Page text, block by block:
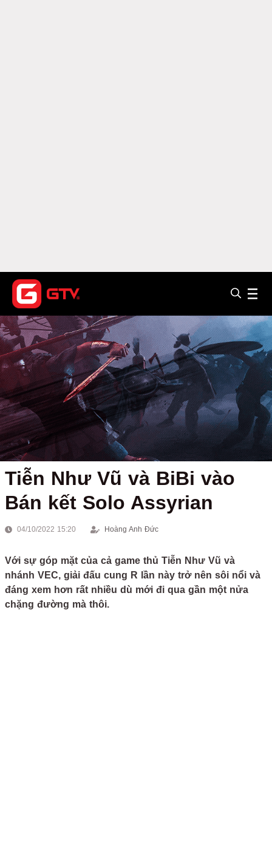
Tiễn Như Vũ và BiBi vào
Bán kết Solo Assyrian
04/10/2022 15:20 Hoàng Anh Đức
Với sự góp mặt của cả game thủ Tiễn Như Vũ và
nhánh VEC, giải đấu cung R lần này trở nên sôi nổi và
đáng xem hơn rất nhiều dù mới đi qua gần một nửa
chặng đường mà thôi.